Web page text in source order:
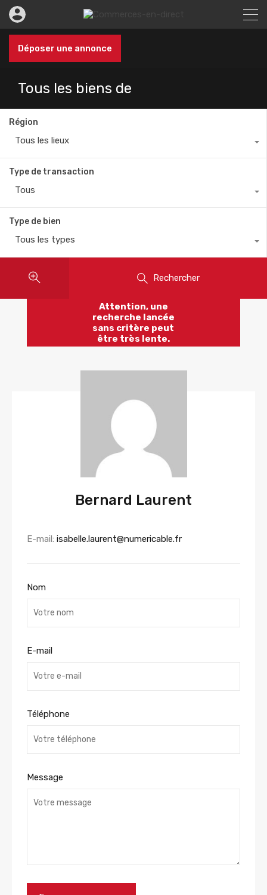
Déposer une annonce
Tous les biens de
Région
Tous les lieux
Type de transaction
Tous
Type de bien
Tous les types
Rechercher
Attention, une
recherche lancée
sans critère peut
être très lente.
Bernard Laurent
E-mail: isabelle.laurent@numericable.fr
Nom
E-mail
Téléphone
Message